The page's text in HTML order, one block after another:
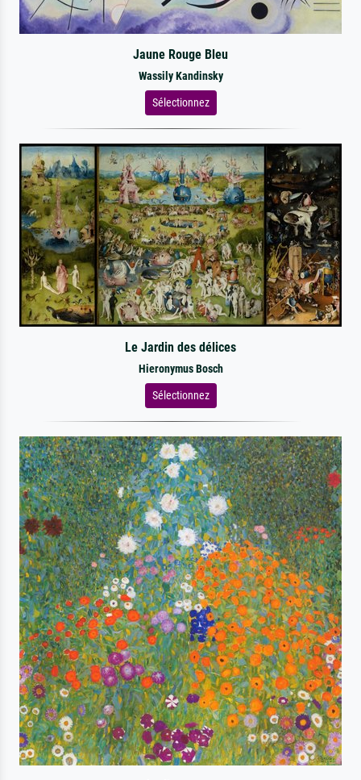
Jaune Rouge Bleu
Wassily Kandinsky
Sélectionnez
Le Jardin des délices
Hieronymus Bosch
Sélectionnez